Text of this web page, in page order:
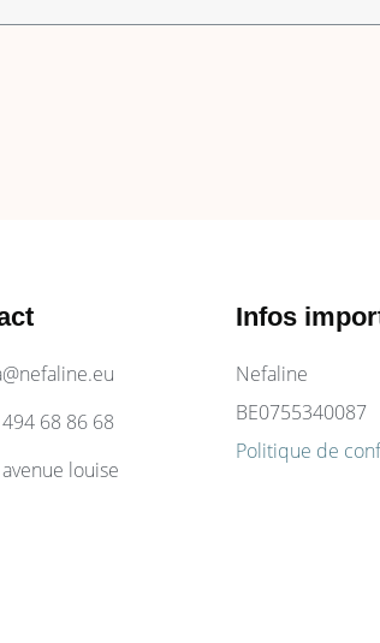
68 86 68
louise
Infos
Nefaline
BE0755340087
Politique de